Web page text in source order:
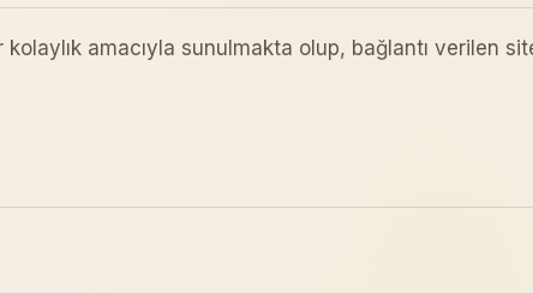
amacıyla sunulmakta olup, bağlantı verilen